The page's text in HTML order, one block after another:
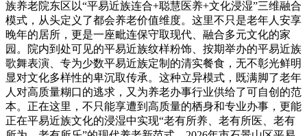
族养老院东区以“平易近族连合+聪慧医养+文化浸湿”三维融合
模式，从头定义了都会养老价值维度。这里不只是老年人安享
晚年的居所，更是一座毗连保守取现代、融合多元文化的家
园。院内到处可见的平易近族纹样粉饰、按期举办的平易近族
歌舞表演、专为少数平易近族定制的清实餐食，无不彰光鲜明
显对文化多样性的卑沉取传承。这种立异模式，既满脚了老年
人对高质量糊口的逃求，又为养老办事行业供给了可自创的范
本。正在这里，不只能享遭到高质量的栖身和专业办事，更能
正在平易近族文化的浸湿中实现“老有所养、老有所医、老有